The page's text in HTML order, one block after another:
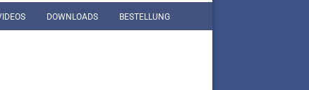
DOWNLOADS BESTELLUNG